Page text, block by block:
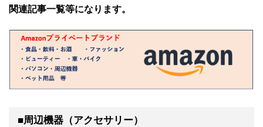
関連記事一覧等になります。
■周辺機器（アクセサリー）